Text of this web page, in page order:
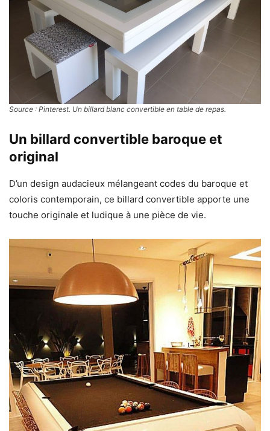
Source : Pinterest. Un billard blanc convertible en table de repas.
Un billard convertible baroque et
original
D’un design audacieux mélangeant codes du baroque et
coloris contemporain, ce billard convertible apporte une
touche originale et ludique à une pièce de vie.